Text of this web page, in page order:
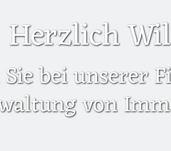
Herzlich
bei unserer
von